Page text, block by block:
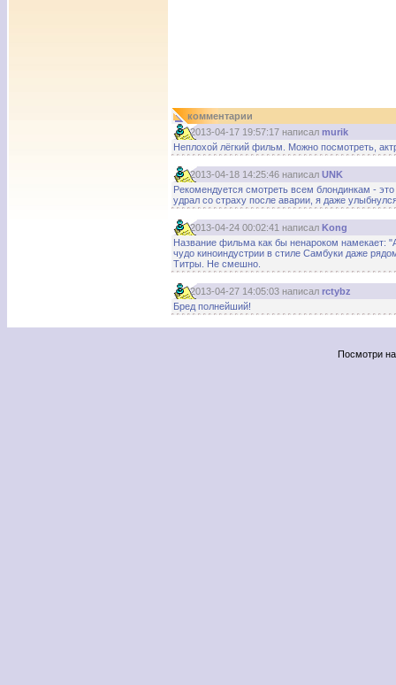
комментарии
2013-04-17 19:57:17 написал murik
Неплохой лёгкий фильм. Можно посмотреть,
2013-04-18 14:25:46 написал UNK
Рекомендуется смотреть всем блондинкам -
удрал со страху после аварии, я даже
2013-04-24 00:02:41 написал Kong
Название фильма как бы ненароком намекает:
чудо киноиндустрии в стиле Самбуки даже
Титры. Не смешно.
2013-04-27 14:05:03 написал rctybz
Бред полнейший!
Посмотри